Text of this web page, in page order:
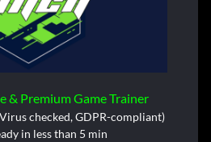
& Premium Game Trainer
checked, GDPR-compliant)
in less than 5 min